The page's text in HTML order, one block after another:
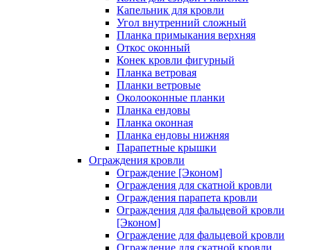
Капельник для кровли
Угол внутренний сложный
Планка примыкания верхняя
Откос оконный
Конек кровли фигурный
Планка ветровая
Планки ветровые
Околооконные планки
Планка ендовы
Планка оконная
Планка ендовы нижняя
Парапетные крышки
Ограждения кровли
Ограждение [Эконом]
Ограждения для скатной кровли
Ограждения парапета кровли
Ограждения для фальцевой кровли
[Эконом]
Ограждение для фальцевой кровли
Ограждение для скатной кровли